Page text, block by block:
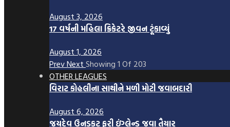
August 3, 2026
17 વર્ષની મહિલા ક્રિકેટરે જીવન ટૂંકાવ્યું
August 1, 2026
PrevNext Showing 1 Of 203
OTHER LEAGUES
વિરાટ કોહલીના સાથીને મળી મોટી જવાબદારી
August 6, 2026
જયદેવ ઉનડકટ ફરી ઇંગ્લેન્ડ જવા તૈયાર